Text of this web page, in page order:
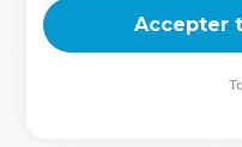
de mon seigneur, à la
homme montera avec ses
car comment monterai-
Accepter